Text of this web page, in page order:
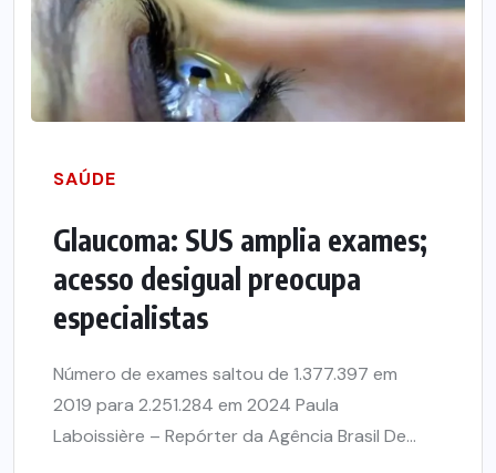
SAÚDE
Glaucoma: SUS amplia exames;
acesso desigual preocupa
especialistas
Número de exames saltou de 1.377.397 em
2019 para 2.251.284 em 2024 Paula
Laboissière – Repórter da Agência Brasil De...